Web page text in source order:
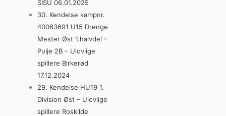
SISU 06.01.2025
30. Kendelse kampnr.
40063691 U15 Drenge
Mester Øst 1.halvdel –
Pulje 2B – Ulovlige
spillere Birkerød
17.12.2024
29. Kendelse HU19 1.
Division Øst – Ulovlige
spillere Roskilde